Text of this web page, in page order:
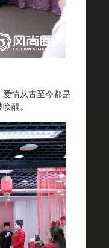
情从古至今都是
醒。